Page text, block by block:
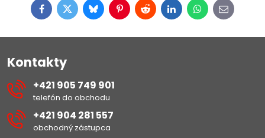
FacebookTwitterBlueskyPinterestRedditLinkedInWhatsApp
E-
mail
Kontakty
+421 905 749 901
telefón do obchodu
+421 904 281 557
obchodný zástupca